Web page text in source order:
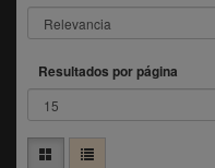
Resultados por página